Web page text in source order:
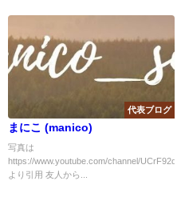
代表ブログ
まにこ (manico)
写真は
https://www.youtube.com/channel/
より引用 友人から...